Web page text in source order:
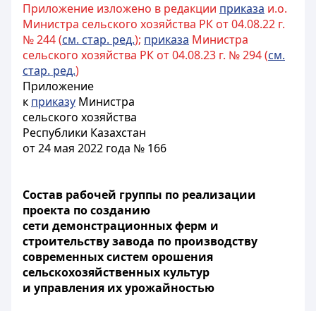
Приложение изложено в редакции приказа и.о.
Министра сельского хозяйства РК от 04.08.22 г.
№ 244 (см. стар. ред.); приказа Министра
сельского хозяйства РК от 04.08.23 г. № 294 (см.
стар. ред.)
Приложение
к приказу Министра
сельского хозяйства
Республики Казахстан
от 24 мая 2022 года № 166
Состав рабочей группы по реализации
проекта по созданию
сети демонстрационных ферм и
строительству завода по производству
современных систем орошения
сельскохозяйственных культур
и управления их урожайностью